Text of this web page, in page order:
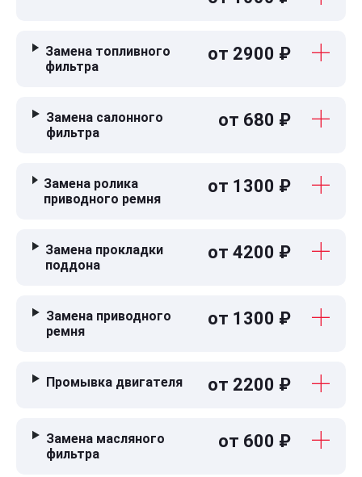
Замена топливного
фильтра
от 2900 ₽
Замена салонного
фильтра
от 680 ₽
Замена ролика
приводного ремня
от 1300 ₽
Замена прокладки
поддона
от 4200 ₽
Замена приводного
ремня
от 1300 ₽
Промывка двигателя от 2200 ₽
Замена масляного
фильтра
от 600 ₽